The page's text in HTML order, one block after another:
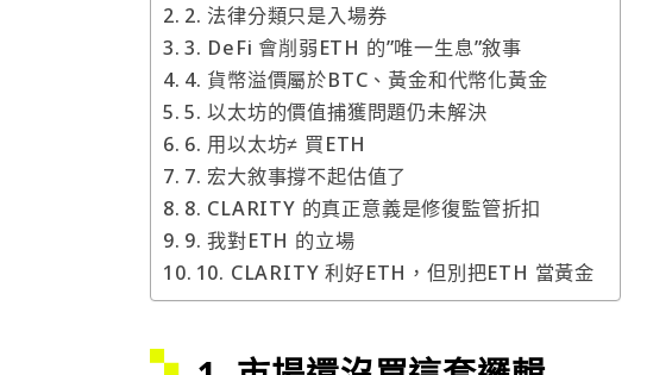
2. 法律分類只是入場券
3. DeFi 會削弱ETH 的”唯一生息”敘事
4. 貨幣溢價屬於BTC、黃金和代幣化黃金
5. 以太坊的價值捕獲問題仍未解決
6. 用以太坊≠ 買ETH
7. 宏大敘事撐不起估值了
8. CLARITY 的真正意義是修復監管折扣
9. 我對ETH 的立場
10. CLARITY 利好ETH，但別把ETH 當黃金